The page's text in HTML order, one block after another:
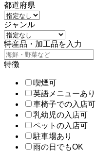
都道府県
ジャンル
特産品・加工品を入力
特徴
喫煙可
英語メニューあり
車椅子での入店可
乳幼児の入店可
ペットの入店可
駐車場あり
雨の日でもOK